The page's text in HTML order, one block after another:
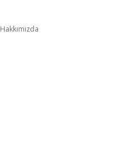
Hakkımızda